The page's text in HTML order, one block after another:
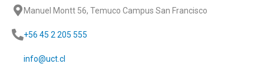
Manuel Montt 56, Temuco Campus San Francisco
+56 45 2 205 555
info@uct.cl